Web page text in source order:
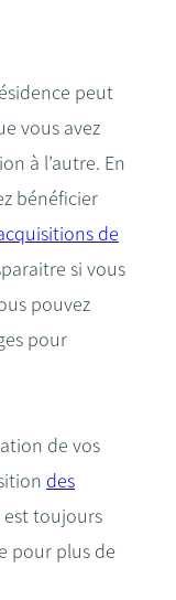
peut
vous avez
à l’autre. En
bénéficier
de
si vous
pouvez
pour
de vos
des
est toujours
pour plus de